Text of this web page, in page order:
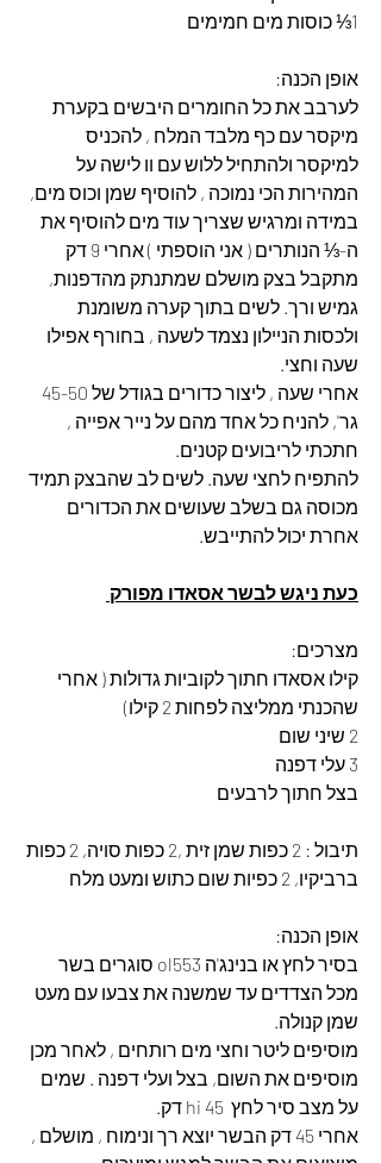
1⅓ כוסות מים חמימים
אופן הכנה:
לערבב את כל החומרים היבשים בקערת
מיקסר עם כף מלבד המלח , להכניס
למיקסר ולהתחיל ללוש עם וו לישה על
המהירות הכי נמוכה , להוסיף שמן וכוס מים,
במידה ומרגיש שצריך עוד מים להוסיף את
ה-⅓ הנותרים ( אני הוספתי ) אחרי 9 דק
מתקבל בצק מושלם שמתנתק מהדפנות,
גמיש ורך. לשים בתוך קערה משומנת
ולכסות הניילון נצמד לשעה , בחורף אפילו
שעה וחצי.
גר', להניח כל אחד מהם על נייר אפייה ,
חתכתי לריבועים קטנים.
להתפיח לחצי שעה. לשים לב שהבצק תמיד
מכוסה גם בשלב שעושים את הכדורים
אחרת יכול להתייבש.
כעת ניגש לבשר אסאדו מפורק
מצרכים:
קילו אסאדו חתוך לקוביות גדולות ( אחרי
שהכנתי ממליצה לפחות 2 קילו)
2 שיני שום
3 עלי דפנה
בצל חתוך לרבעים
תיבול : 2 כפות שמן זית ,2 כפות סויה, 2 כפות
ברביקיו, 2 כפיות שום כתוש ומעט מלח
אופן הכנה:
בסיר לחץ או בנינג'ה ol553 סוגרים בשר
מכל הצדדים עד שמשנה את צבעו עם מעט
שמן קנולה.
מוסיפים ליטר וחצי מים רותחים , לאחר מכן
מוסיפים את השום, בצל ועלי דפנה . שמים
על מצב סיר לחץ  hi 45 דק.
אחרי 45 דק הבשר יוצא רך ונימוח , מושלם ,